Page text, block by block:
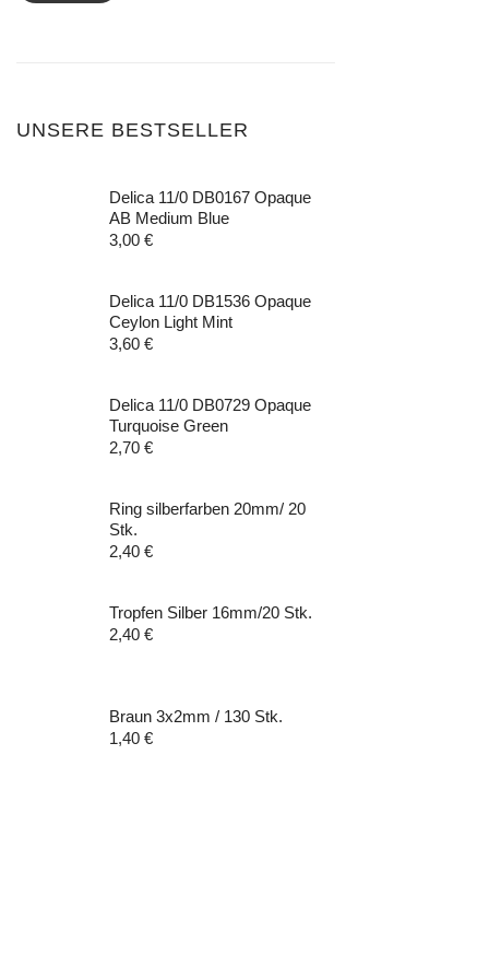
UNSERE BESTSELLER
Delica 11/0 DB0167 Opaque
AB Medium Blue
3,00 €
Delica 11/0 DB1536 Opaque
Ceylon Light Mint
3,60 €
Delica 11/0 DB0729 Opaque
Turquoise Green
2,70 €
Ring silberfarben 20mm/ 20
Stk.
2,40 €
Tropfen Silber 16mm/20 Stk.
2,40 €
Braun 3x2mm / 130 Stk.
1,40 €